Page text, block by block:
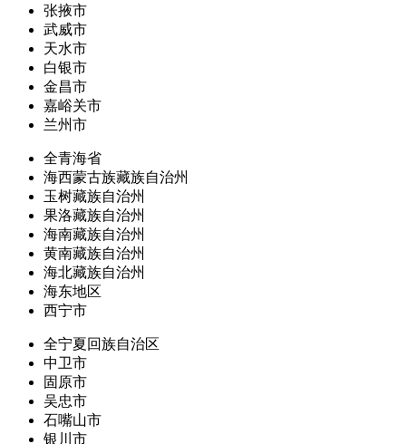
张掖市
武威市
天水市
白银市
金昌市
嘉峪关市
兰州市
全青海省
海西蒙古族藏族自治州
玉树藏族自治州
果洛藏族自治州
海南藏族自治州
黄南藏族自治州
海北藏族自治州
海东地区
西宁市
全宁夏回族自治区
中卫市
固原市
吴忠市
石嘴山市
银川市